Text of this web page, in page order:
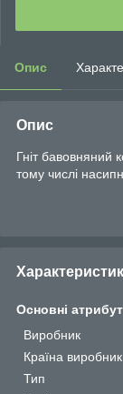
Опис
Опис
Гніт бавовняний
тому числі
Основні
Виробник
Країна виробник
Тип